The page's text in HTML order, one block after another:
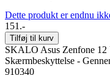
Dette produkt er endnu
151.-
Tilføj til kurv
SKALO Asus Zenfone
Skærmbeskyttelse -
910340